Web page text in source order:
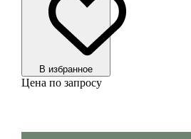
В избранноe
Цена по запросу